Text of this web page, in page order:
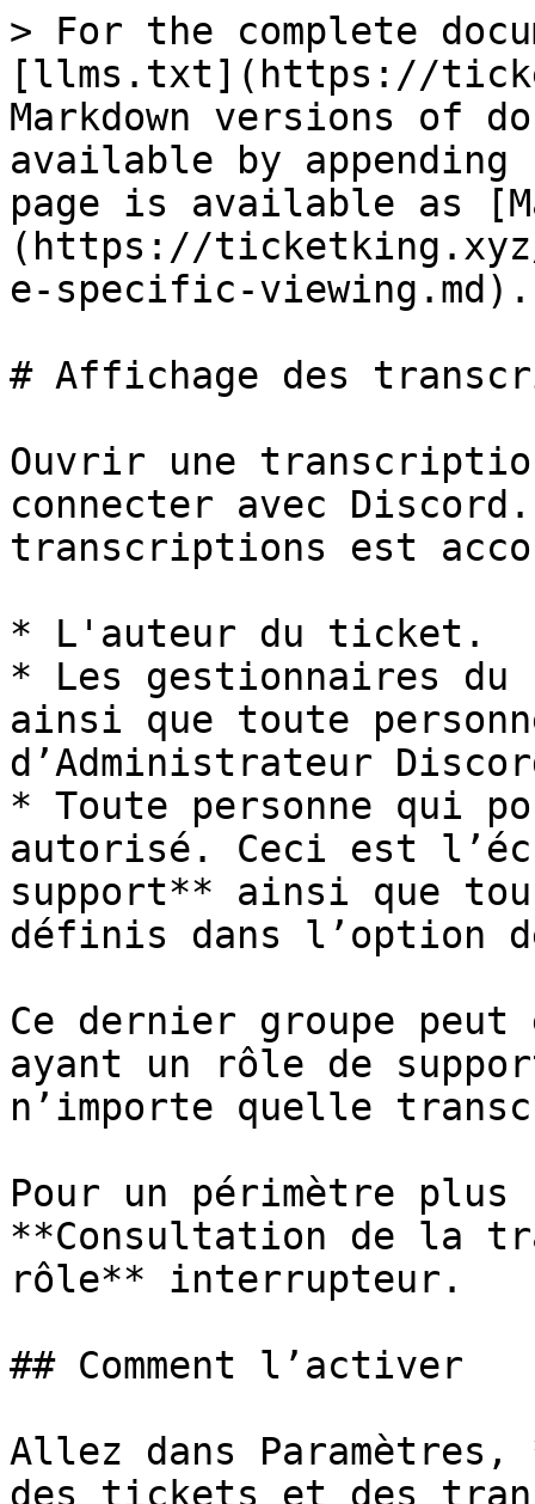
> For the complete
[llms.txt](https://
Markdown versions of
available by
page is available as
(https://
e-specific-viewing.md).
# Affichage des
Ouvrir une
connecter avec
transcriptions est
* L'auteur du ticket.
* Les gestionnaires
ainsi que toute
d’Administrateur
* Toute personne qui
autorisé. Ceci est
support** ainsi que
définis dans l’option
Ce dernier groupe
ayant un rôle de
n’importe quelle
Pour un périmètre
**Consultation de la
rôle** interrupteur.
## Comment l’activer
Allez dans Paramètres,
des tickets et des